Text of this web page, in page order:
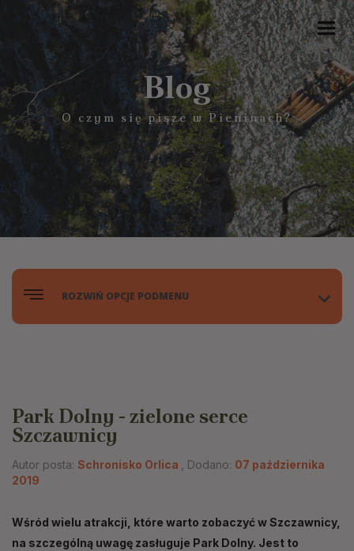
Blog
O czym się pisze w Pieninach?
>
ROZWIŃ OPCJE PODMENU
Park Dolny - zielone serce
Szczawnicy
Autor posta: Schronisko Orlica , Dodano: 07 października
2019
Wśród wielu atrakcji, które warto zobaczyć w Szczawnicy,
na szczególną uwagę zasługuje Park Dolny. Jest to